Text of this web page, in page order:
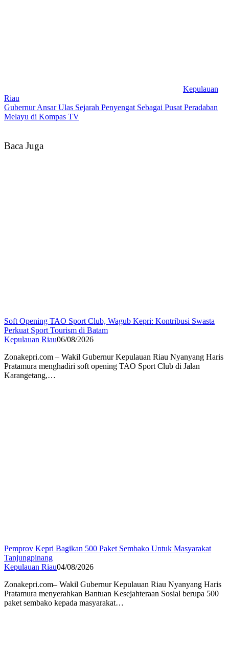
Kepulauan
Riau
Gubernur Ansar Ulas Sejarah Penyengat Sebagai Pusat Peradaban
Melayu di Kompas TV
Baca Juga
Soft Opening TAO Sport Club, Wagub Kepri: Kontribusi Swasta
Perkuat Sport Tourism di Batam
Kepulauan Riau06/08/2026
Zonakepri.com – Wakil Gubernur Kepulauan Riau Nyanyang Haris
Pratamura menghadiri soft opening TAO Sport Club di Jalan
Karangetang,…
Pemprov Kepri Bagikan 500 Paket Sembako Untuk Masyarakat
Tanjungpinang
Kepulauan Riau04/08/2026
Zonakepri.com– Wakil Gubernur Kepulauan Riau Nyanyang Haris
Pratamura menyerahkan Bantuan Kesejahteraan Sosial berupa 500
paket sembako kepada masyarakat…